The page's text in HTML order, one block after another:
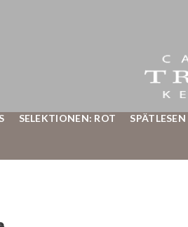
SELEKTIONEN: ROT SPÄTLESEN